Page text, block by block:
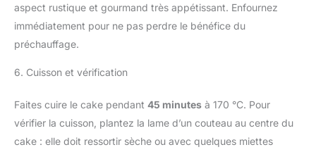
aspect rustique et gourmand très appétissant. Enfournez
immédiatement pour ne pas perdre le bénéfice du
préchauffage.
6. Cuisson et vérification
Faites cuire le cake pendant 45 minutes à 170 °C. Pour
vérifier la cuisson, plantez la lame d’un couteau au centre du
cake : elle doit ressortir sèche ou avec quelques miettes